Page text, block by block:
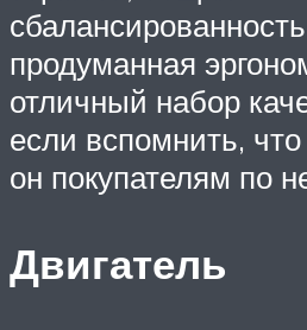
продуманная
отличный набор
если вспомнить, что
он покупателям по
Двигатель